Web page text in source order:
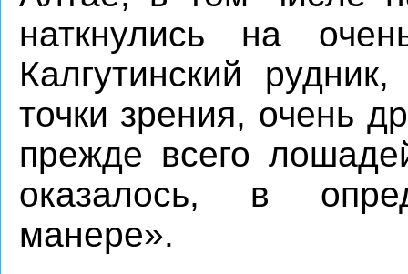
наткнулись на
Калгутинский
точки зрения, очень
прежде всего
оказалось, в
манере».